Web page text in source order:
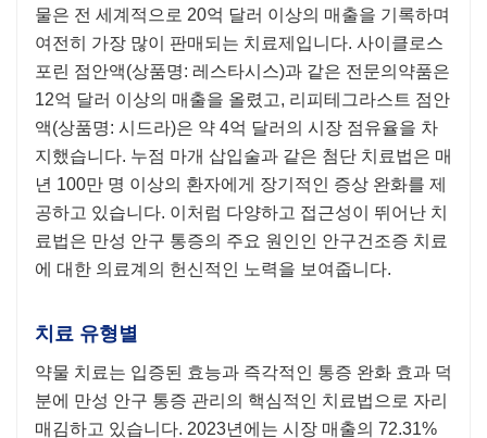
물은 전 세계적으로 20억 달러 이상의 매출을 기록하며
여전히 가장 많이 판매되는 치료제입니다. 사이클로스
포린 점안액(상품명: 레스타시스)과 같은 전문의약품은
12억 달러 이상의 매출을 올렸고, 리피테그라스트 점안
액(상품명: 시드라)은 약 4억 달러의 시장 점유율을 차
지했습니다. 누점 마개 삽입술과 같은 첨단 치료법은 매
년 100만 명 이상의 환자에게 장기적인 증상 완화를 제
공하고 있습니다. 이처럼 다양하고 접근성이 뛰어난 치
료법은 만성 안구 통증의 주요 원인인 안구건조증 치료
에 대한 의료계의 헌신적인 노력을 보여줍니다.
치료 유형별
약물 치료는 입증된 효능과 즉각적인 통증 완화 효과 덕
분에 만성 안구 통증 관리의 핵심적인 치료법으로 자리
매김하고 있습니다. 2023년에는 시장 매출의 72.31%